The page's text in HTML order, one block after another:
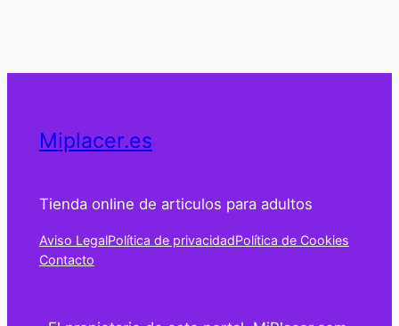
Miplacer.es
Tienda online de articulos para adultos
Aviso LegalPolítica de privacidadPolítica de Cookies
Contacto